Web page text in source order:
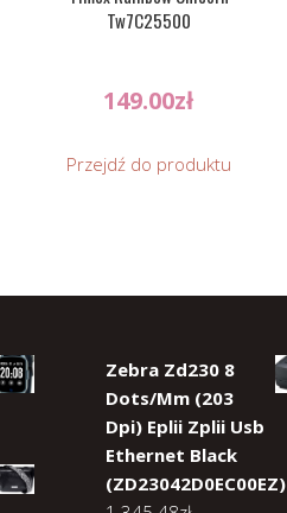
Tw7C25500
149.00zł
Przejdź do produktu
Zebra Zd230 8
Dots/Mm (203
Dpi) Eplii Zplii Usb
Ethernet Black
(ZD23042D0EC00EZ)